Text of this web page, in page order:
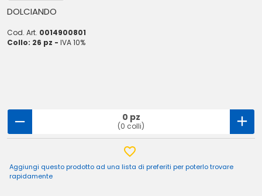
DOLCIANDO
Cod. Art. 0014900801
Collo: 26 pz - IVA 10%
0 pz
(0 colli)
Aggiungi questo prodotto ad una lista di preferiti per poterlo trovare
rapidamente